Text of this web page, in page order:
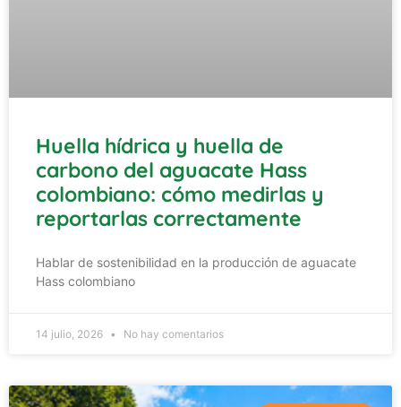
Huella hídrica y huella de
carbono del aguacate Hass
colombiano: cómo medirlas y
reportarlas correctamente
Hablar de sostenibilidad en la producción de aguacate
Hass colombiano
14 julio, 2026 No hay comentarios